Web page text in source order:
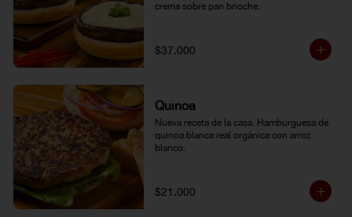
crema sobre pan brioche.
$37.000
Quínoa
Nueva receta de la casa. Hamburguesa de
quinoa blanca real orgánica con arroz
blanco.
$21.000